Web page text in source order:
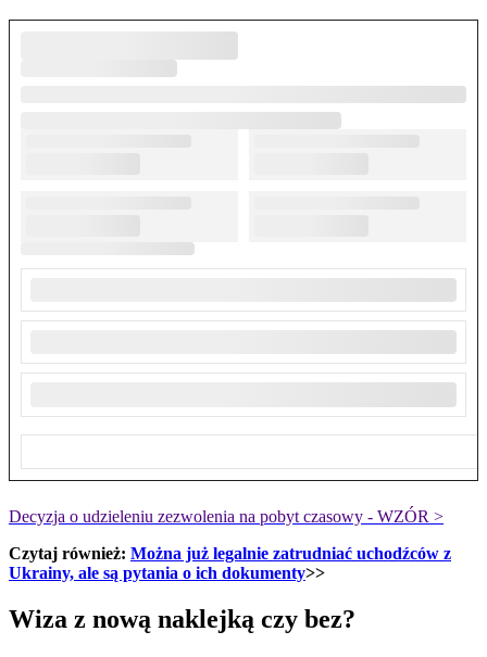
Decyzja o udzieleniu zezwolenia na pobyt czasowy - WZÓR >
Czytaj również: Można już legalnie zatrudniać uchodźców z
Ukrainy, ale są pytania o ich dokumenty>>
Wiza z nową naklejką czy bez?